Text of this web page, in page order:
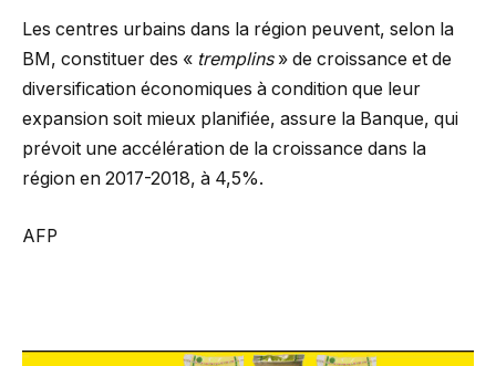
Les centres urbains dans la région peuvent, selon la
BM, constituer des « tremplins» de croissance et de
diversification économiques à condition que leur
expansion soit mieux planifiée, assure la Banque, qui
prévoit une accélération de la croissance dans la
région en 2017-2018, à 4,5%.
AFP